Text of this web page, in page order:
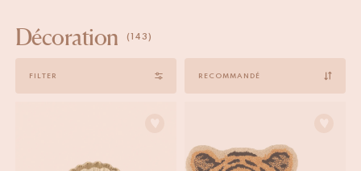
Décoration (143)
FILTER